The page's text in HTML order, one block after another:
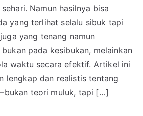
Namun hasilnya bisa
yang terlihat selalu sibuk tapi
yang tenang namun
pada kesibukan, melainkan
waktu secara efektif. Artikel ini
lengkap dan realistis tentang
teori muluk, tapi […]